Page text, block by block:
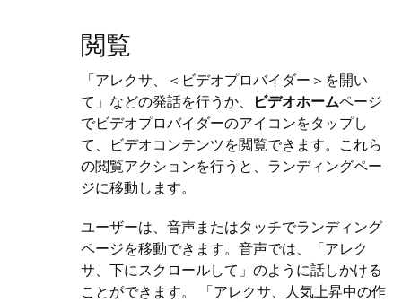
閲覧
「アレクサ、＜ビデオプロバイダー＞を開い
て」などの発話を行うか、
ビデオホームページ
でビデオプロバイダーのアイコンをタップし
て、ビデオコンテンツを閲覧できます。 これら
の閲覧アクションを行うと、ランディングペー
ジに移動します。
ユーザーは、音声またはタッチでランディング
ページを移動できます。音声では、「アレク
サ、下にスクロールして」のように話しかける
ことができます。 「アレクサ、人気上昇中の作